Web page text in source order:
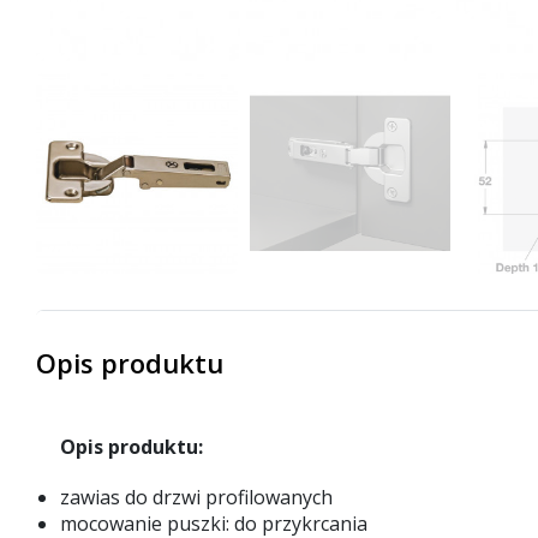
Opis produktu
Opis produktu:
zawias do drzwi profilowanych
mocowanie puszki: do przykrcania